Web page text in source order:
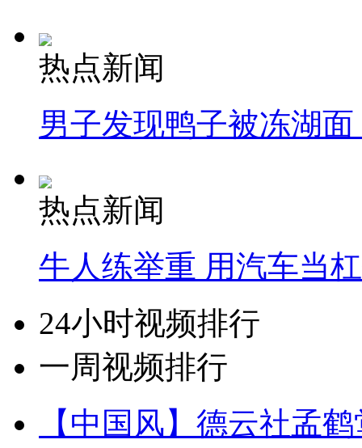
热点新闻
男子发现鸭子被冻湖
热点新闻
牛人练举重 用汽车当
24小时视频排行
一周视频排行
【中国风】德云社孟